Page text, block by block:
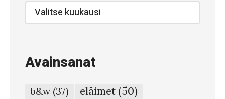
Blogi-
arkisto
Avainsanat
b&w(37) eläimet (50)